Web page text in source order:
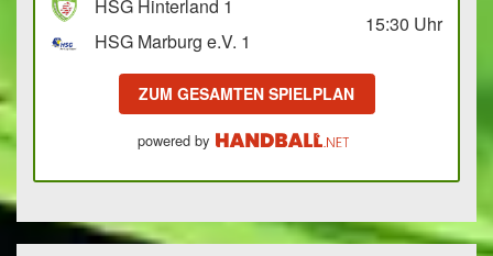
HSG Hinterland 1
HSG Marburg e.V. 1
15:30 Uhr
ZUM GESAMTEN SPIELPLAN
powered by